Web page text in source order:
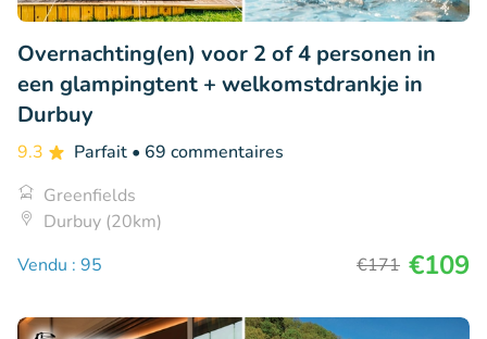
Overnachting(en) voor 2 of 4 personen in
een glampingtent + welkomstdrankje in
Durbuy
9.3 Parfait • 69 commentaires
Greenfields
Durbuy (20km)
Vendu : 95
€171 €109